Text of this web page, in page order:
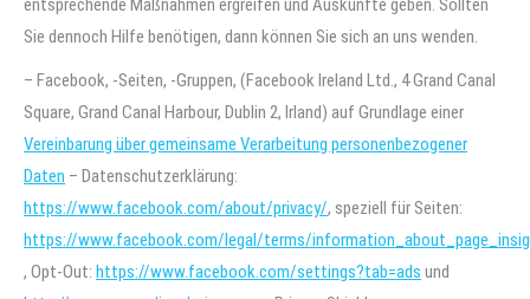
entsprechende Maßnahmen ergreifen und Auskünfte geben. Sollten
Sie dennoch Hilfe benötigen, dann können Sie sich an uns wenden.
– Facebook, -Seiten, -Gruppen, (Facebook Ireland Ltd., 4 Grand Canal
Square, Grand Canal Harbour, Dublin 2, Irland) auf Grundlage einer
Vereinbarung über gemeinsame Verarbeitung personenbezogener
Daten – Datenschutzerklärung:
https://www.facebook.com/about/privacy/, speziell für Seiten:
https://www.facebook.com/legal/terms/
, Opt-Out: https://www.facebook.com/settings?tab=ads und